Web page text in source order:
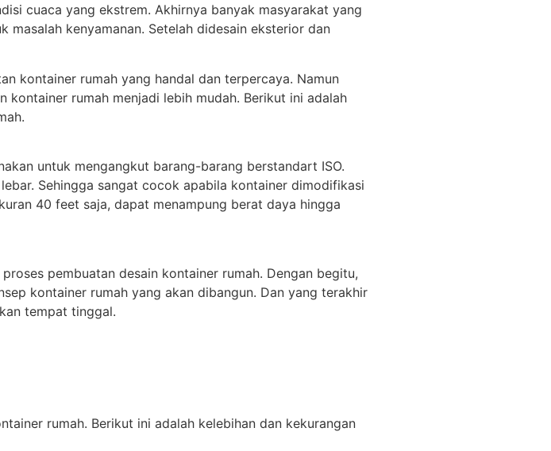
cuaca yang ekstrem. Akhirnya banyak masyarakat yang
masalah kenyamanan. Setelah didesain eksterior dan
kontainer rumah yang handal dan terpercaya. Namun
kontainer rumah menjadi lebih mudah. Berikut ini adalah
untuk mengangkut barang-barang berstandart ISO.
Sehingga sangat cocok apabila kontainer dimodifikasi
40 feet saja, dapat menampung berat daya hingga
pembuatan desain kontainer rumah. Dengan begitu,
kontainer rumah yang akan dibangun. Dan yang terakhir
tempat tinggal.
rumah. Berikut ini adalah kelebihan dan kekurangan